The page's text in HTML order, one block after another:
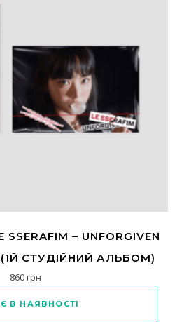
– UNFORGIVEN
СТУДІЙНИЙ АЛЬБОМ)
860грн
В НАЯВНОСТІ